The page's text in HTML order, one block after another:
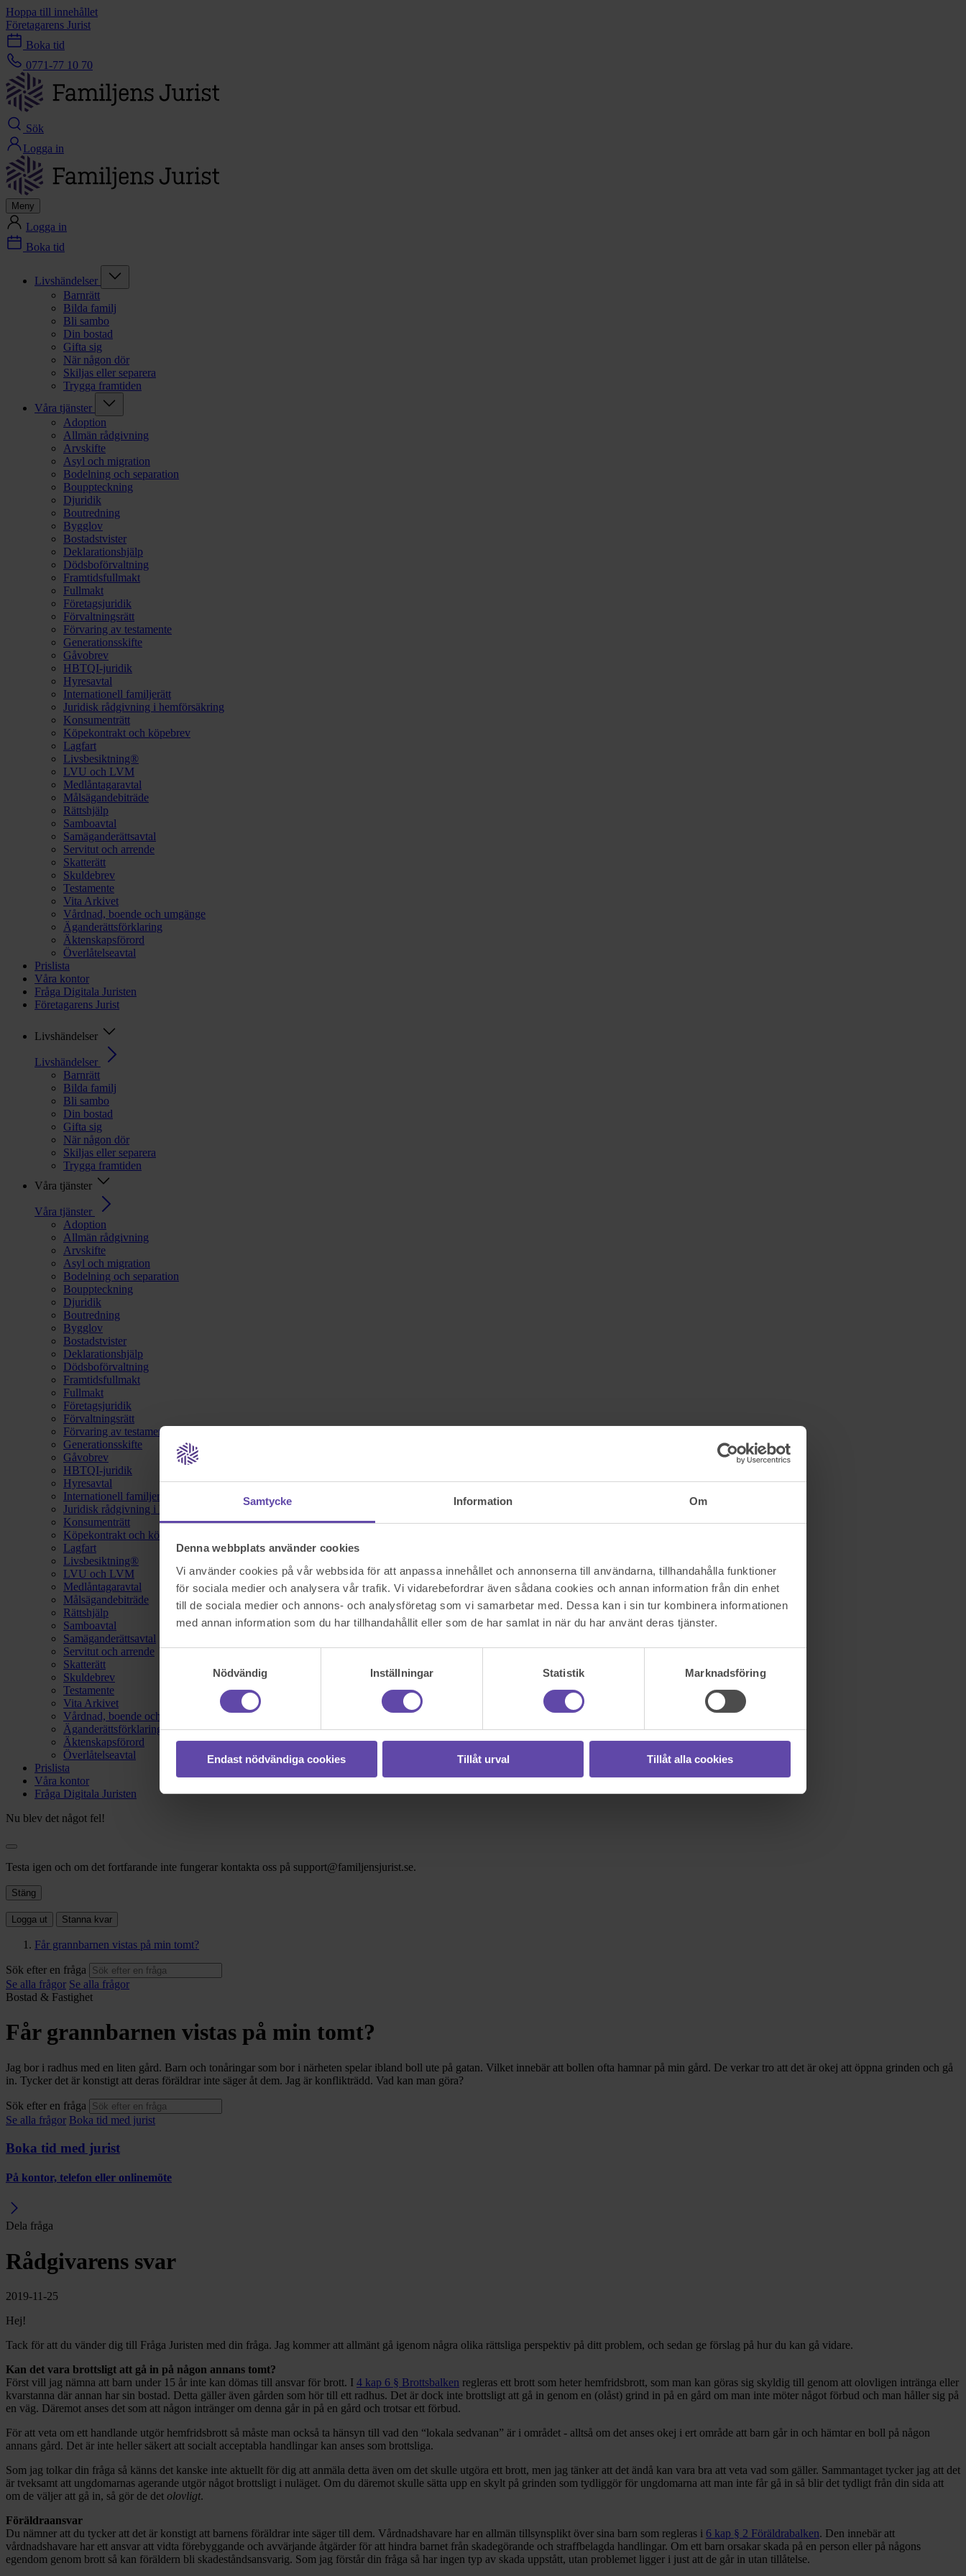
Samtycke Information Om
Denna webbplats använder cookies
Vi använder cookies på vår webbsida för att anpassa innehållet och annonserna till användarna, tillhandahålla funktioner
för sociala medier och analysera vår trafik. Vi vidarebefordrar även sådana cookies och annan information från din enhet
till de sociala medier och annons- och analysföretag som vi samarbetar med. Dessa kan i sin tur kombinera informationen
med annan information som du har tillhandahållit eller som de har samlat in när du har använt deras tjänster.
Nödvändig
Inställningar Statistik Marknadsföring
Endast nödvändiga cookies Tillåt urval Tillåt alla cookies
Hoppa till innehållet
Företagarens Jurist
Boka tid
0771-77 10 70
Sök
Logga in
Meny
Logga in
Boka tid
Livshändelser
Barnrätt
Bilda familj
Bli sambo
Din bostad
Gifta sig
När någon dör
Skiljas eller separera
Trygga framtiden
Våra tjänster
Adoption
Allmän rådgivning
Arvskifte
Asyl och migration
Bodelning och separation
Bouppteckning
Djuridik
Boutredning
Bygglov
Bostadstvister
Deklarationshjälp
Dödsboförvaltning
Framtidsfullmakt
Fullmakt
Företagsjuridik
Förvaltningsrätt
Förvaring av testamente
Generationsskifte
Gåvobrev
HBTQI-juridik
Hyresavtal
Internationell familjerätt
Juridisk rådgivning i hemförsäkring
Konsumenträtt
Köpekontrakt och köpebrev
Lagfart
Livsbesiktning®
LVU och LVM
Medlåntagaravtal
Målsägandebiträde
Rättshjälp
Samboavtal
Samäganderättsavtal
Servitut och arrende
Skatterätt
Skuldebrev
Testamente
Vita Arkivet
Vårdnad, boende och umgänge
Äganderättsförklaring
Äktenskapsförord
Överlåtelseavtal
Prislista
Våra kontor
Fråga Digitala Juristen
Företagarens Jurist
Livshändelser
Livshändelser
Barnrätt
Bilda familj
Bli sambo
Din bostad
Gifta sig
När någon dör
Skiljas eller separera
Trygga framtiden
Våra tjänster
Våra tjänster
Adoption
Allmän rådgivning
Arvskifte
Asyl och migration
Bodelning och separation
Bouppteckning
Djuridik
Boutredning
Bygglov
Bostadstvister
Deklarationshjälp
Dödsboförvaltning
Framtidsfullmakt
Fullmakt
Företagsjuridik
Förvaltningsrätt
Förvaring av testamente
Generationsskifte
Gåvobrev
HBTQI-juridik
Hyresavtal
Internationell familjerätt
Juridisk rådgivning i hemförsäkring
Konsumenträtt
Köpekontrakt och köpebrev
Lagfart
Livsbesiktning®
LVU och LVM
Medlåntagaravtal
Målsägandebiträde
Rättshjälp
Samboavtal
Samäganderättsavtal
Servitut och arrende
Skatterätt
Skuldebrev
Testamente
Vita Arkivet
Vårdnad, boende och umgänge
Äganderättsförklaring
Äktenskapsförord
Överlåtelseavtal
Prislista
Våra kontor
Fråga Digitala Juristen
Nu blev det något fel!
Testa igen och om det fortfarande inte fungerar kontakta oss på support@familjensjurist.se.
Stäng
Logga ut Stanna kvar
Får grannbarnen vistas på min tomt?
Sök efter en fråga
Se alla frågor Se alla frågor
Bostad & Fastighet
Får grannbarnen vistas på min tomt?
Jag bor i radhus med en liten gård. Barn och tonåringar som bor i närheten spelar ibland boll ute på gatan. Vilket innebär att bollen ofta hamnar på min gård. De verkar tro att det är okej att öppna grinden och gå
in. Tycker det är konstigt att deras föräldrar inte säger åt dem. Jag är konflikträdd. Vad kan man göra?
Sök efter en fråga
Se alla frågor Boka tid med jurist
Boka tid med jurist
På kontor, telefon eller onlinemöte
Dela fråga
Rådgivarens svar
2019-11-25
Hej!
Tack för att du vänder dig till Fråga Juristen med din fråga. Jag kommer att allmänt gå igenom några olika rättsliga perspektiv på ditt problem, och sedan ge förslag på hur du kan gå vidare.
Kan det vara brottsligt att gå in på någon annans tomt?
Först vill jag nämna att barn under 15 år inte kan dömas till ansvar för brott. I 4 kap 6 § Brottsbalken regleras ett brott som heter hemfridsbrott, som man kan göras sig skyldig till genom att olovligen intränga eller
kvarstanna där annan har sin bostad. Detta gäller även gården som hör till ett radhus. Det är dock inte brottsligt att gå in genom en (olåst) grind in på en gård om man inte möter något förbud och man håller sig på
en väg. Däremot anses det som att någon intränger om denna går in på en gård och trotsar ett förbud.
För att veta om ett handlande utgör hemfridsbrott så måste man också ta hänsyn till vad den “lokala sedvanan” är i området - alltså om det anses okej i ert område att barn går in och hämtar en boll på någon
annans gård. Det är inte heller säkert att socialt acceptabla handlingar kan anses som brottsliga.
Som jag tolkar din fråga så känns det kanske inte aktuellt för dig att anmäla detta även om det skulle utgöra ett brott, men jag tänker att det ändå kan vara bra att veta vad som gäller. Sammantaget tycker jag att det
är tveksamt att ungdomarnas agerande utgör något brottsligt i nuläget. Om du däremot skulle sätta upp en skylt på grinden som tydliggör för ungdomarna att man inte får gå in så blir det tydligt från din sida att
om de väljer att gå in, så gör de det olovligt.
Föräldraansvar
Du nämner att du tycker att det är konstigt att barnens föräldrar inte säger till dem. Vårdnadshavare har en allmän tillsynsplikt över sina barn som regleras i 6 kap § 2 Föräldrabalken. Den innebär att
vårdnadshavare har ett ansvar att vidta förebyggande och avvärjande åtgärder för att hindra barnet från skadegörande och straffbelagda handlingar. Om ett barn orsakar skada på en person eller på någons
egendom genom brott så kan föräldern bli skadeståndsansvarig. Som jag förstår din fråga så har ingen typ av skada uppstått, utan problemet ligger i just att de går in utan tillåtelse.